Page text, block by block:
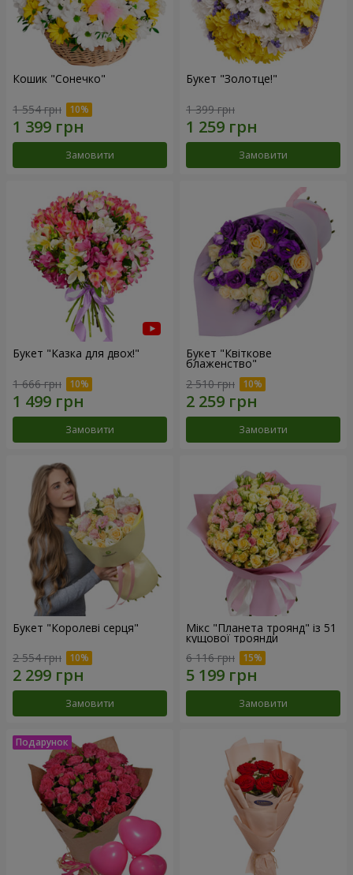
Кошик "Сонечко"
1 554 грн
Замовити
Букет "Золотце!"
1 399 грн
Замовити
Букет "Казка для двох!"
1 666 грн
Замовити
Букет "Квіткове
блаженство"
2 510 грн
Замовити
Букет "Королеві серця"
2 554 грн
Замовити
Мікс "Планета троянд" із 51
кущової троянди
6 116 грн
Замовити